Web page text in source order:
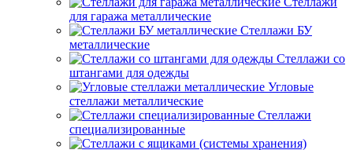
для гаража металлические
Стеллажи БУ
металлические
Стеллажи со
штангами для одежды
Угловые
стеллажи металлические
Стеллажи
специализированные